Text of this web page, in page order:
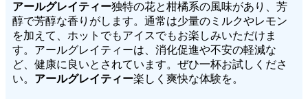
アールグレイティー独特の花と柑橘系の風味があり、芳
醇で芳醇な香りがします。通常は少量のミルクやレモン
を加えて、ホットでもアイスでもお楽しみいただけま
す。アールグレイティーは、消化促進や不安の軽減な
ど、健康に良いとされています。ぜひ一杯お試しくださ
い。 アールグレイティー楽しく爽快な体験を。